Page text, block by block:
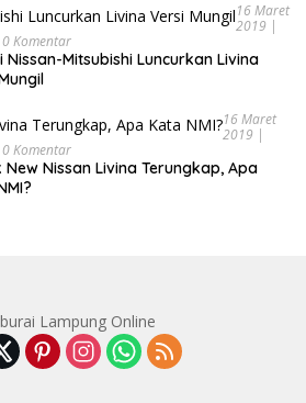
16 Maret
2019 |
0 Komentar
Nissan-Mitsubishi Luncurkan Livina
16 Maret
2019 |
0 Komentar
New Nissan Livina Terungkap, Apa